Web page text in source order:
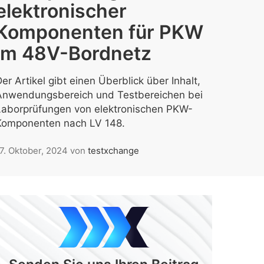
für PKW
48V-Bordnetz
Artikel gibt einen Überblick über Inhalt,
und Testbereichen bei
von elektronischen PKW-
nach LV 148.
Oktober, 2024 von testxchange